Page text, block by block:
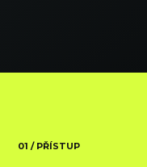
01 / PŘÍSTUP